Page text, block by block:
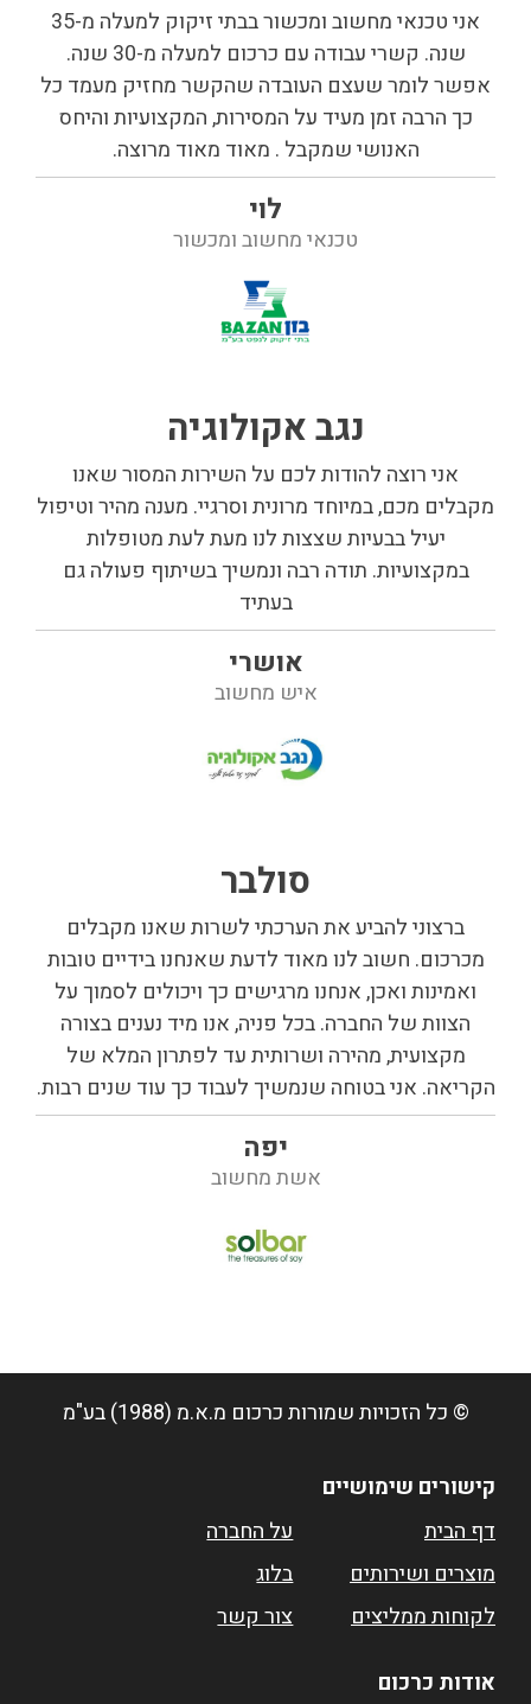
אני טכנאי מחשוב ומכשור בבתי זיקוק למעלה מ-35
שנה. קשרי עבודה עם כרכום למעלה מ-30 שנה.
אפשר לומר שעצם העובדה שהקשר מחזיק מעמד כל
כך הרבה זמן מעיד על המסירות, המקצועיות והיחס
האנושי שמקבל . מאוד מאוד מרוצה.
לוי
טכנאי מחשוב ומכשור
נגב אקולוגיה
אני רוצה להודות לכם על השירות המסור שאנו
מקבלים מכם, במיוחד מרונית וסרגיי. מענה מהיר וטיפול
יעיל בבעיות שצצות לנו מעת לעת מטופלות
במקצועיות. תודה רבה ונמשיך בשיתוף פעולה גם
בעתיד
אושרי
איש מחשוב
סולבר
ברצוני להביע את הערכתי לשרות שאנו מקבלים
מכרכום. חשוב לנו מאוד לדעת שאנחנו בידיים טובות
ואמינות ואכן, אנחנו מרגישים כך ויכולים לסמוך על
הצוות של החברה. בכל פניה, אנו מיד נענים בצורה
מקצועית, מהירה ושרותית עד לפתרון המלא של
הקריאה. אני בטוחה שנמשיך לעבוד כך עוד שנים רבות.
יפה
אשת מחשוב
© כל הזכויות שמורותכרכום מ.א.מ (1988) בע"מ
קישורים שימושיים
דף הבית
על החברה
מוצרים ושירותים
בלוג
לקוחות ממליצים
צור קשר
אודות כרכום